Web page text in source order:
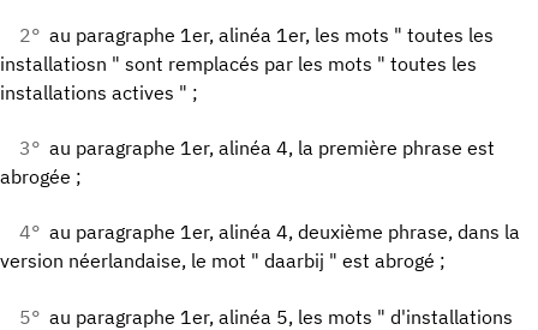
2° au paragraphe 1er, alinéa 1er, les mots " toutes les
installatiosn " sont remplacés par les mots " toutes les
installations actives " ;
3° au paragraphe 1er, alinéa 4, la première phrase est
abrogée ;
4° au paragraphe 1er, alinéa 4, deuxième phrase, dans la
version néerlandaise, le mot " daarbij " est abrogé ;
5° au paragraphe 1er, alinéa 5, les mots " d'installations